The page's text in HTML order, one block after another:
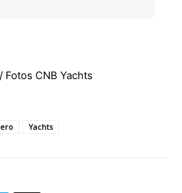
/ Fotos CNB Yachts
Yachts